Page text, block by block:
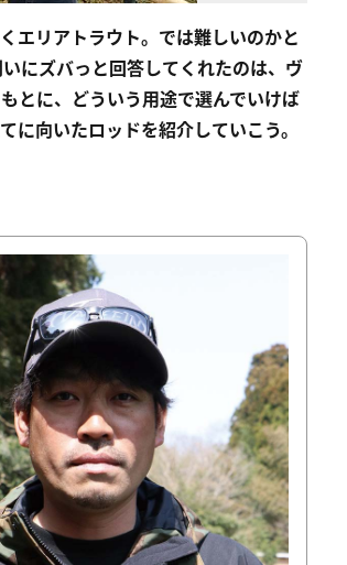
エリアトラウト。では難しいのかと
にズバっと回答してくれたのは、ヴ
とに、どういう用途で選んでいけば
向いたロッドを紹介していこう。